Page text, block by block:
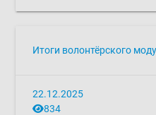
Итоги волонтёрского
22.12.2025
834